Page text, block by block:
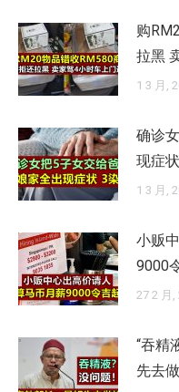
购
拉黑
1 3 月,
确诊
现症
1 3 月,
小贩
9000
27 2 月,
“吞精
先去